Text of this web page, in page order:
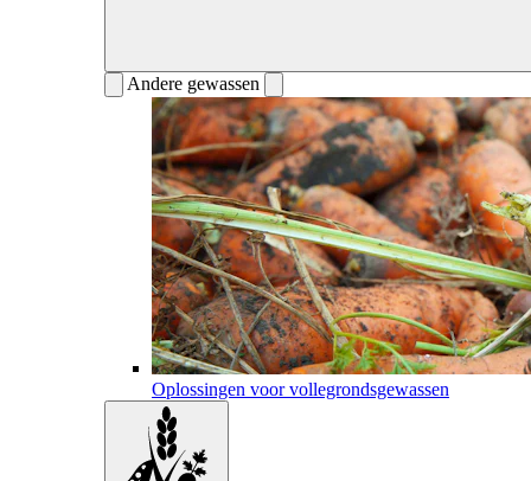
Andere gewassen
Oplossingen voor vollegrondsgewassen